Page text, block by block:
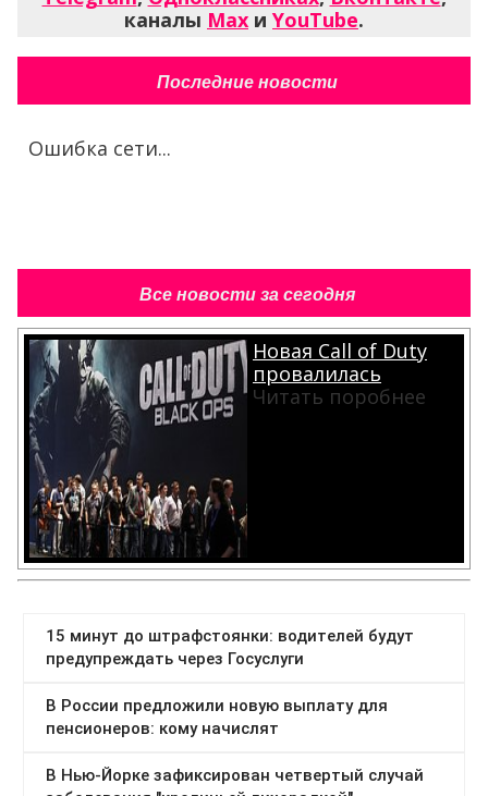
каналы Max и YouTube.
Последние новости
Ошибка сети...
Все новости за сегодня
Новая Call of Duty
провалилась
Читать поробнее